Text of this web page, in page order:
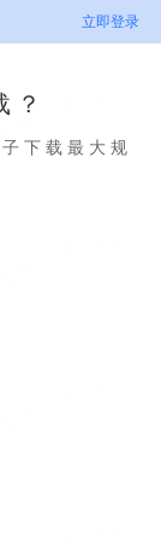
立即登录
？
下 载 最 大 规